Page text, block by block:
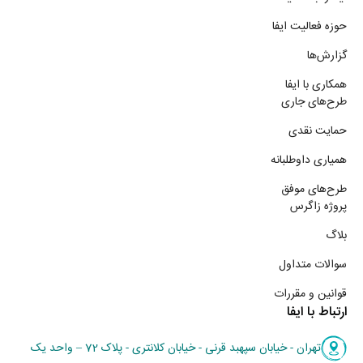
حوزه فعالیت ایفا
گزارش‌ها
همکاری با ایفا
طرح‌های جاری
حمایت نقدی
همیاری داوطلبانه
طرح‌های موفق
پروژه زاگرس
بلاگ
سوالات متداول
قوانین و مقررات
ارتباط با ایفا
تهران - خیابان سپهبد قرنی - خیابان کلانتری - پلاک 72 – واحد یک